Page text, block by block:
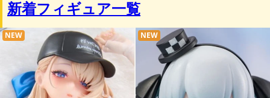
新着フィギュア一覧
NEW NEW